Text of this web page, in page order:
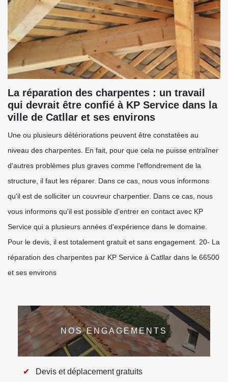
La réparation des charpentes : un travail
qui devrait être confié à KP Service dans la
ville de Catllar et ses environs
Une ou plusieurs détériorations peuvent être constatées au
niveau des charpentes. En fait, pour que cela ne puisse entraîner
d'autres problèmes plus graves comme l'effondrement de la
structure, il faut les réparer. Dans ce cas, nous vous informons
qu'il est de solliciter un couvreur charpentier. Dans ce cas, nous
vous informons qu'il est possible d'entrer en contact avec KP
Service qui a plusieurs années d'expérience dans le domaine.
Pour le devis, il est totalement gratuit et sans engagement. 20- La
réparation des charpentes par KP Service à Catllar dans le 66500
et ses environs
NOS ENGAGEMENTS
Devis et déplacement gratuits